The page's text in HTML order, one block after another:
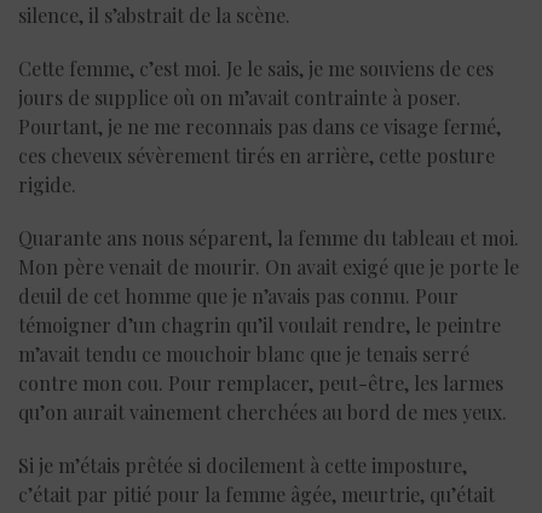
silence, il s’abstrait de la scène.
Cette femme, c’est moi. Je le sais, je me souviens de ces
jours de supplice où on m’avait contrainte à poser.
Pourtant, je ne me reconnais pas dans ce visage fermé,
ces cheveux sévèrement tirés en arrière, cette posture
rigide.
Quarante ans nous séparent, la femme du tableau et moi.
Mon père venait de mourir. On avait exigé que je porte le
deuil de cet homme que je n’avais pas connu. Pour
témoigner d’un chagrin qu’il voulait rendre, le peintre
m’avait tendu ce mouchoir blanc que je tenais serré
contre mon cou. Pour remplacer, peut-être, les larmes
qu’on aurait vainement cherchées au bord de mes yeux.
Si je m’étais prêtée si docilement à cette imposture,
c’était par pitié pour la femme âgée, meurtrie, qu’était